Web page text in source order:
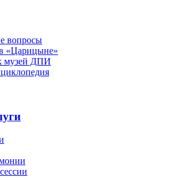
вопросы
«Царицыне»
музей ДПИ